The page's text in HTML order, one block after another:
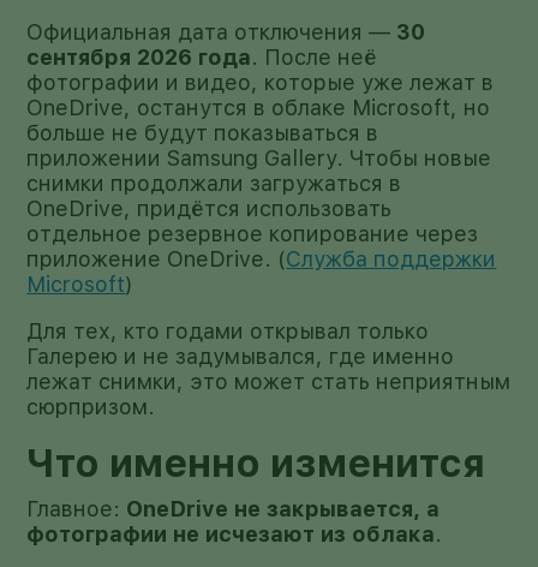
Официальная дата отключения — 30
сентября 2026 года. После неё
фотографии и видео, которые уже лежат в
OneDrive, останутся в облаке Microsoft, но
больше не будут показываться в
приложении Samsung Gallery. Чтобы новые
снимки продолжали загружаться в
OneDrive, придётся использовать
отдельное резервное копирование через
приложение OneDrive. (Служба поддержки
Microsoft)
Для тех, кто годами открывал только
Галерею и не задумывался, где именно
лежат снимки, это может стать неприятным
сюрпризом.
Что именно изменится
Главное: OneDrive не закрывается, а
фотографии не исчезают из облака.